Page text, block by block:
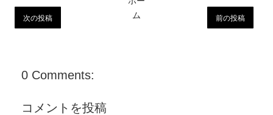
次の投稿 前の投稿
ム
0 Comments:
コメントを投稿